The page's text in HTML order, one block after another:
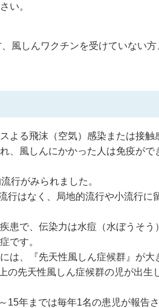
い。
風しんワクチンを受けていない
よる飛沫（空気）感染または接触
、風しんにかかった人は免疫が
行がみられました。
行はなく、局地的流行や小流行
患で、伝染力は水痘（水ぼうそ
です。
は、『先天性風しん症候群』が大
の先天性風しん症候群の児が出
年までは毎年1名の患児が報告さ